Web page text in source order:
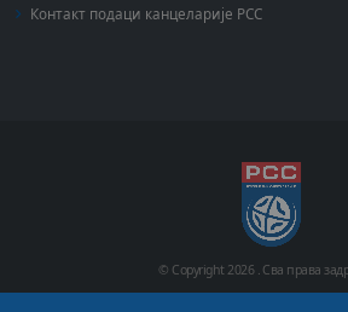
Контакт подаци канцеларије РСС
© Copyright2026 . Сва права